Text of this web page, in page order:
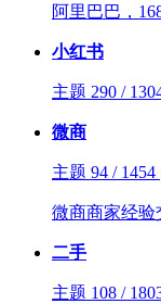
阿里巴巴，
小红书
主题 290 /
微商
主题 94 / 1454
微商商家经验
二手
主题 108 /